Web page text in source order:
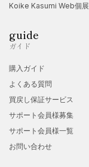
Koike Kasumi Web個展
guide
ガイド
購入ガイド
よくある質問
買戻し保証サービス
サポート会員様募集
サポート会員様一覧
お問い合わせ